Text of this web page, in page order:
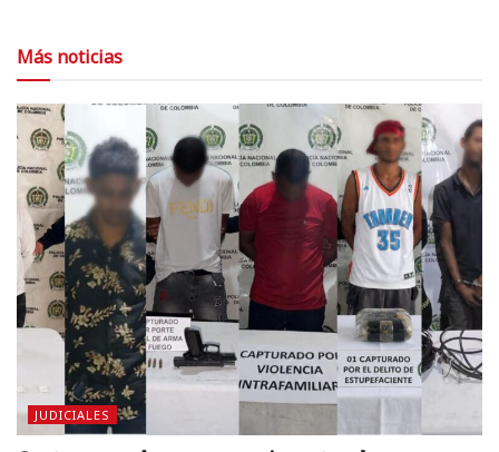
Más noticias
JUDICIALES